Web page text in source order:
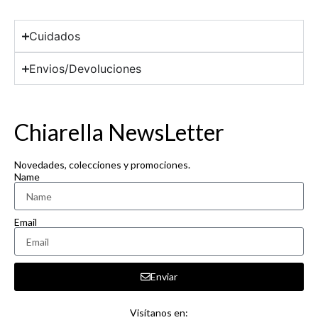
Cuidados
Envios/Devoluciones
Chiarella NewsLetter
Novedades, colecciones y promociones.
Name
Email
Enviar
Visítanos en: